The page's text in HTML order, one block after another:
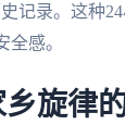
记录。这种
全感。
旋律